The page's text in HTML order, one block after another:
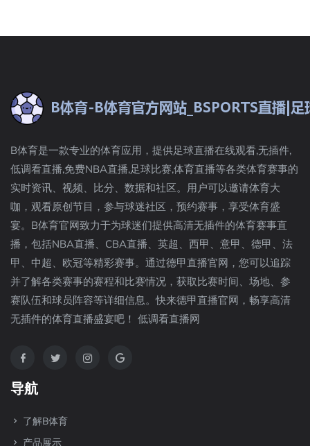
B体育是一款专业的体育应用，提供足球直播在线观看,无插件,
低调看直播,免费NBA直播,足球比赛,体育直播等各类体育赛事的
实时资讯、视频、比分、数据和社区。用户可以邀请体育大
咖，观看原创节目，参与球迷社区，预约赛事，享受体育盛
宴。B体育官网致力于为球迷们提供高清无插件的体育赛事直
播，包括NBA直播、CBA直播、英超、西甲、意甲、德甲、法
甲、中超、欧冠等精彩赛事。通过德甲直播官网，您可以追踪
并了解各类赛事的赛程和比赛情况，获取比赛时间、场地、参
赛队伍和球员阵容等详细信息。快来德甲直播官网，畅享高清
无插件的体育直播盛宴吧！ 低调看直播网
导航
了解B体育
产品展示